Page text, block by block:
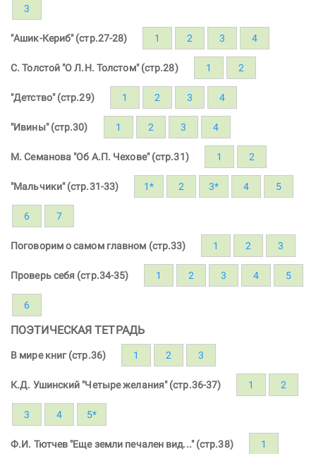
3
"Ашик-Кериб" (стр.27-28) 1 2 3 4
С. Толстой "О Л.Н. Толстом" (стр.28) 1 2
"Детство" (стр.29) 1 2 3 4
"Ивины" (стр.30) 1 2 3 4
М. Семанова "Об А.П. Чехове" (стр.31) 1 2
"Мальчики" (стр.31-33) 1* 2 3* 4 5
6 7
Поговорим о самом главном (стр.33) 1 2 3
Проверь себя (стр.34-35) 1 2 3 4 5
6
ПОЭТИЧЕСКАЯ ТЕТРАДЬ
В мире книг (стр.36) 1 2 3
К.Д. Ушинский "Четыре желания" (стр.36-37) 1 2
3 4 5*
Ф.И. Тютчев "Еще земли печален вид..." (стр.38) 1